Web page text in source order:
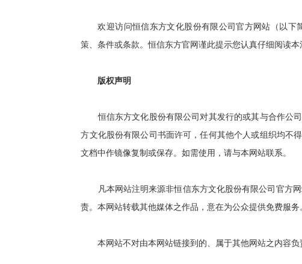
欢迎访问恒信东方文化股份有限公司官方网站（以下
策、条件或条款。恒信东方官网谨此提示您认真仔细阅读
版权声明
恒信东方文化股份有限公司对其发行的或其与合作公司
方文化股份有限公司书面许可，任何其他个人或组织均不
文档中作镜像复制或保存。如需使用，请与本网站联系。
凡本网站注明来源非恒信东方文化股份有限公司官方网
责。本网站转载其他媒体之作品，意在为公众提供免费服
本网站不对由本网站链接到的、属于其他网站之内容负